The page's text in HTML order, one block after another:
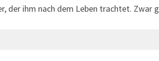
der ihm nach dem Leben trachtet.